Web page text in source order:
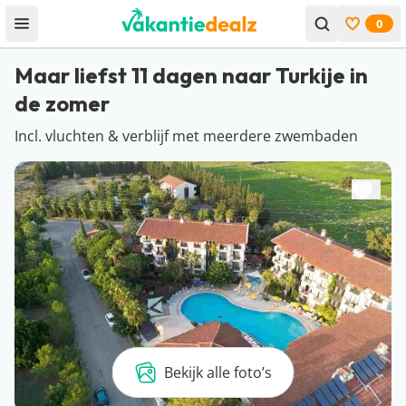
Open menu Bekijk
0
Maar liefst 11 dagen naar Turkije in
de zomer
Incl. vluchten & verblijf met meerdere zwembaden
Bekijk alle foto’s